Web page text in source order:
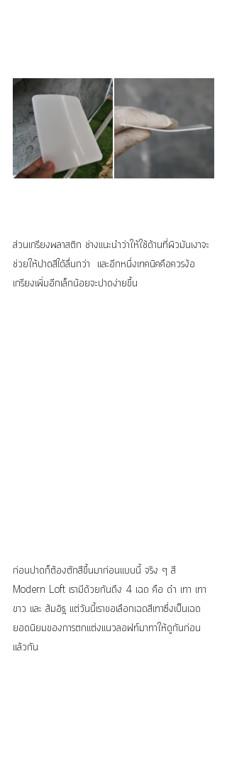
ส่วนเกรียงพลาสติก ช่างแนะนำว่าให้ใช้ด้านที่ผิวมันเงาจะ
ช่วยให้ปาดสีได้ลื่นกว่า  และอีกหนึ่งเทคนิคคือควรง้อ
เกรียงเพิ่มอีกเล็กน้อยจะปาดง่ายขึ้น
ก่อนปาดก็ต้องตักสีขึ้นมาก่อนแบบนี้ จริง ๆ สี
Modern Loft เรามีด้วยกันถึง 4 เฉด คือ ดำ เทา เทา
ขาว และ ส้มอิฐ แต่วันนี้เราขอเลือกเฉดสีเทาซึ่งเป็นเฉด
ยอดนิยมของการตกแต่งแนวลอฟท์มาทาให้ดูกันก่อน
แล้วกัน